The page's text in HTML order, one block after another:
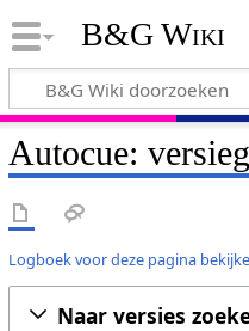
B&G Wiki
Autocue:
Logboek voor deze pagina
Naar versies